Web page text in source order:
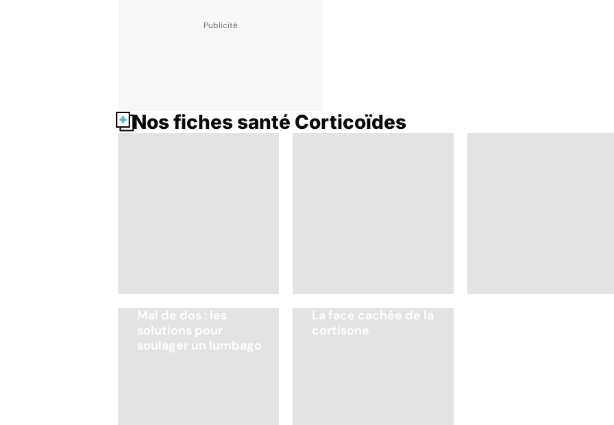
Nos fiches santé Corticoïdes
Mal de dos : les
solutions pour
soulager un lumbago
La face cachée de la
cortisone